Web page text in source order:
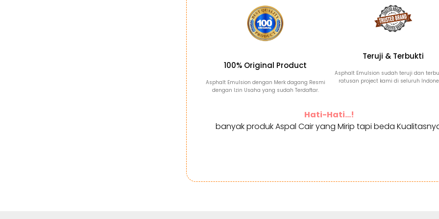
100% Original Product
Asphalt Emulsion dengan Merk dagang Resmi
dengan Izin Usaha yang sudah Terdaftar.
Teruji & Terbukti
Asphalt Emulsion sudah teruji dan
ratusan project kami di seluruh
Hati-Hati...!
banyak produk Aspal Cair yang Mirip tapi beda